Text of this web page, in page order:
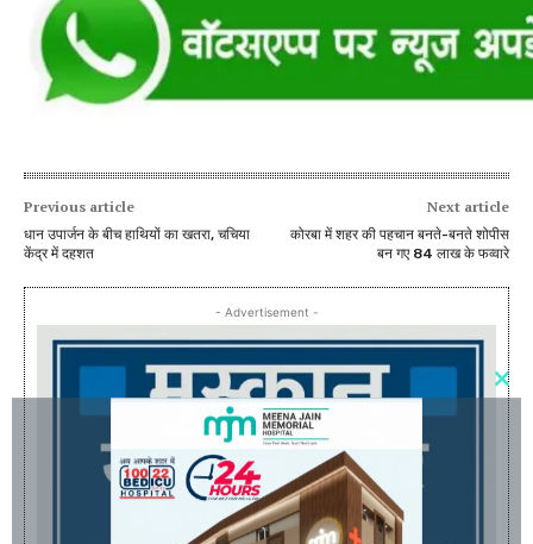
Previous article
धान उपार्जन के बीच हाथियों का खतरा, चचिया
केंद्र में दहशत
Next article
कोरबा में शहर की पहचान बनते-बनते शोपीस
बन गए 84 लाख के फव्वारे
- Advertisement -